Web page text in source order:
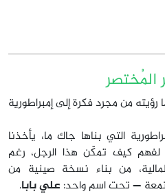
من مجرد فكرة إلى إمبراطورية
التي بناها جاك ما، يأخذنا
كيف تمكّن هذا الرجل، رغم
من بناء نسخة صينية من
علي بابا.